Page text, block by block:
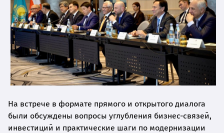
На встрече в формате прямого и открытого диалога
были обсуждены вопросы углубления бизнес-связей,
инвестиций и практические шаги по модернизации